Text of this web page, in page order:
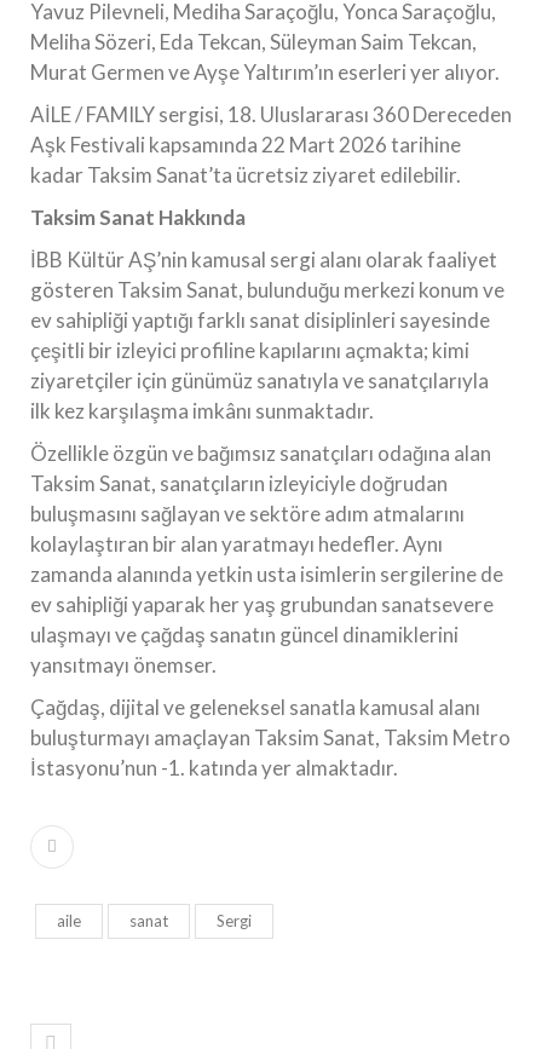
Yavuz Pilevneli, Mediha Saraçoğlu, Yonca Saraçoğlu,
Meliha Sözeri, Eda Tekcan, Süleyman Saim Tekcan,
Murat Germen ve Ayşe Yaltırım’ın eserleri yer alıyor.
AİLE / FAMILY sergisi, 18. Uluslararası 360 Dereceden
Aşk Festivali kapsamında 22 Mart 2026 tarihine
kadar Taksim Sanat’ta ücretsiz ziyaret edilebilir.
Taksim Sanat Hakkında
İBB Kültür AŞ’nin kamusal sergi alanı olarak faaliyet
gösteren Taksim Sanat, bulunduğu merkezi konum ve
ev sahipliği yaptığı farklı sanat disiplinleri sayesinde
çeşitli bir izleyici profiline kapılarını açmakta; kimi
ziyaretçiler için günümüz sanatıyla ve sanatçılarıyla
ilk kez karşılaşma imkânı sunmaktadır.
Özellikle özgün ve bağımsız sanatçıları odağına alan
Taksim Sanat, sanatçıların izleyiciyle doğrudan
buluşmasını sağlayan ve sektöre adım atmalarını
kolaylaştıran bir alan yaratmayı hedefler. Aynı
zamanda alanında yetkin usta isimlerin sergilerine de
ev sahipliği yaparak her yaş grubundan sanatsevere
ulaşmayı ve çağdaş sanatın güncel dinamiklerini
yansıtmayı önemser.
Çağdaş, dijital ve geleneksel sanatla kamusal alanı
buluşturmayı amaçlayan Taksim Sanat, Taksim Metro
İstasyonu’nun -1. katında yer almaktadır.
aile sanat Sergi